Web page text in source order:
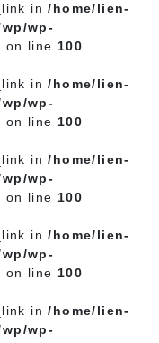
in/home/lien-
wp-
on line 100
in/home/lien-
wp-
on line 100
in/home/lien-
wp-
on line 100
in/home/lien-
wp-
on line 100
in/home/lien-
wp-